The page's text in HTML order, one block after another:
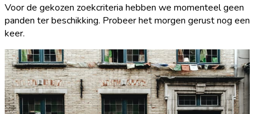
Voor de gekozen zoekcriteria hebben we momenteel geen
panden ter beschikking. Probeer het morgen gerust nog een
keer.